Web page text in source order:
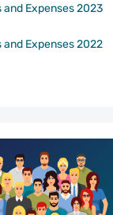
and Expenses 2023
and Expenses 2022